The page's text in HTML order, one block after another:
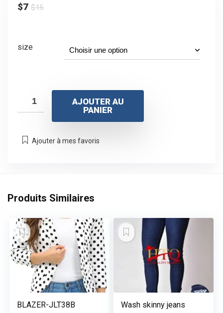
$15Le
$7
Le
size
AJOUTER AU
PANIER
Ajouter à mes favoris
Produits Similaires
BLAZER-JLT38B Wash skinny jeans